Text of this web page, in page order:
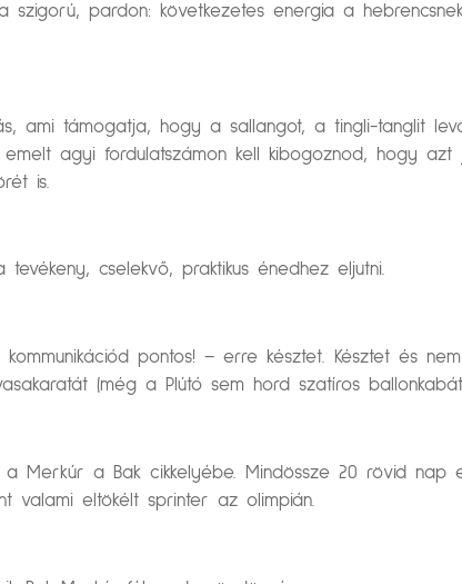
pardon: következetes energia a
ami támogatja, hogy a sallangot, a tingli-tanglit
agyi fordulatszámon kell kibogoznod, hogy
is.
cselekvő, praktikus énedhez eljutni.
pontos! – erre késztet. Késztet és
(még a Plútó sem hord szatíros
Merkúr a Bak cikkelyébe. Mindössze 20 rövid
valami eltökélt sprinter az olimpián.